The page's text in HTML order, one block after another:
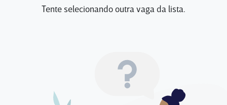
Tente selecionando outra vaga da lista.